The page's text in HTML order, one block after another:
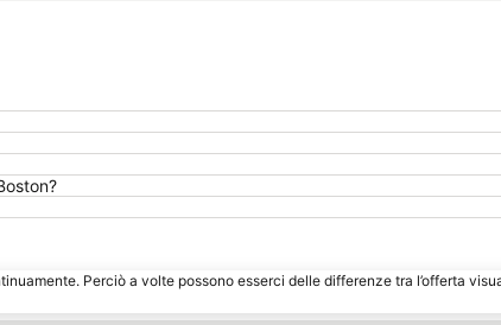
Perciò a volte possono esserci delle differenze tra l’offerta